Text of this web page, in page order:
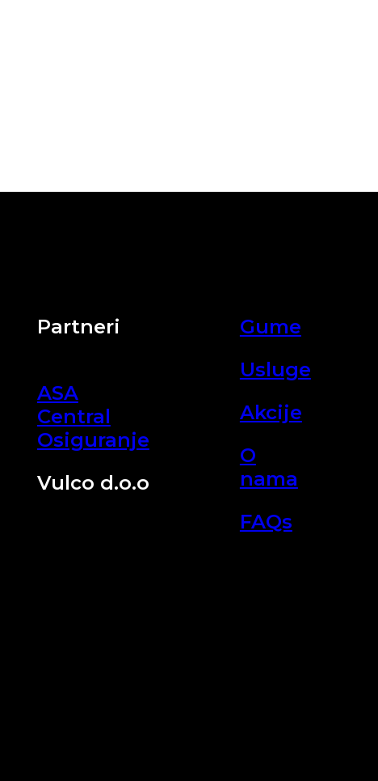
Partneri
ASA
Central
Osiguranje
Vulco d.o.o
Gume
Usluge
Akcije
O
nama
FAQs